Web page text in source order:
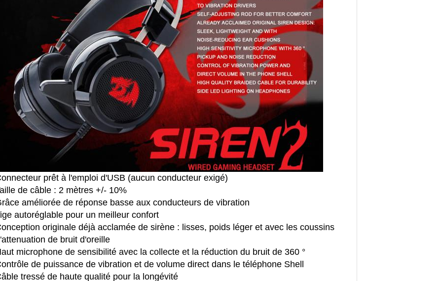
prêt à l'emploi d'USB (aucun conducteur exigé)
de câble : 2 mètres +/- 10%
améliorée de réponse basse aux conducteurs de vibration
autoréglable pour un meilleur confort
originale déjà acclamée de sirène : lisses, poids léger et avec les coussins
de bruit d'oreille
microphone de sensibilité avec la collecte et la réduction du bruit de 360 °
de puissance de vibration et de volume direct dans le téléphone Shell
tressé de haute qualité pour la longévité